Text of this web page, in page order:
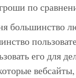
по
большинство
его для